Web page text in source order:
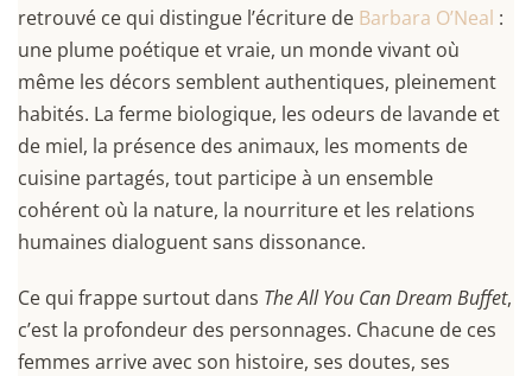
retrouvé ce qui distingue l’écriture de Barbara O’Neal :
une plume poétique et vraie, un monde vivant où
même les décors semblent authentiques, pleinement
habités. La ferme biologique, les odeurs de lavande et
de miel, la présence des animaux, les moments de
cuisine partagés, tout participe à un ensemble
cohérent où la nature, la nourriture et les relations
humaines dialoguent sans dissonance.
Ce qui frappe surtout dans The All You Can Dream Buffet,
c’est la profondeur des personnages. Chacune de ces
femmes arrive avec son histoire, ses doutes, ses